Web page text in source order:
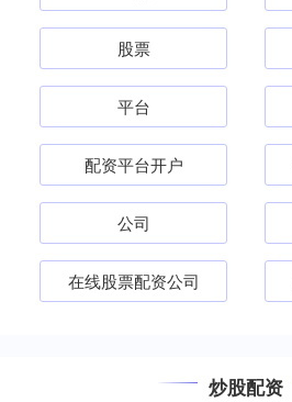
股票
平台
配资平台开户
公司
在线股票配资公司
炒股配资